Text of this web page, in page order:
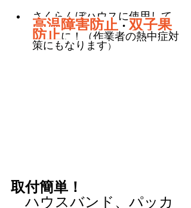
さくらんぼハウスに使用して
高温障害防止 ・ 双子果
防止に！（作業者の熱中症対
策にもなります）
取付簡単！
ハウスバンド、パッカ